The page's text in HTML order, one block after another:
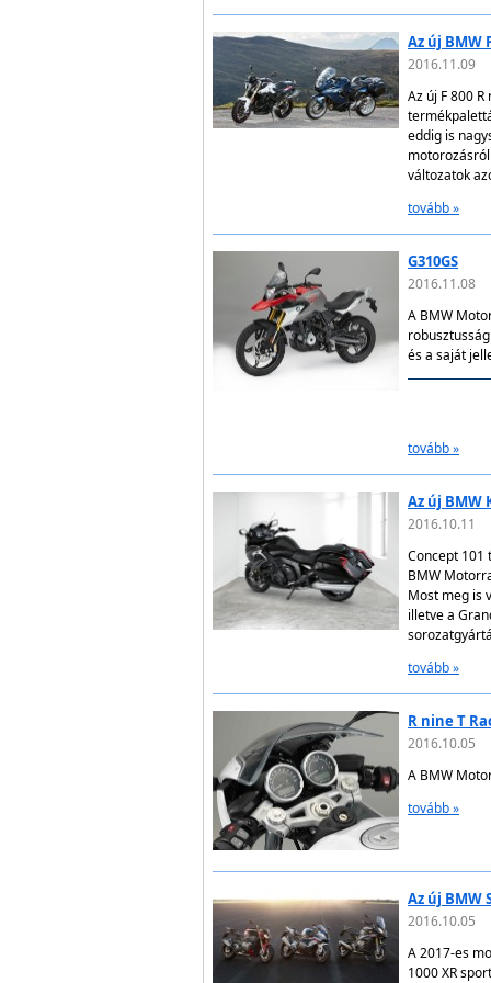
Az új BMW
2016.11.09
Az új F 800
eddig is
változatok
tovább »
G310GS
2016.11.08
A BMW
és a saját
tovább »
Az új BMW
2016.10.11
Concept 101
BMW
Most meg is
illetve a
tovább »
R nine T
2016.10.05
A BMW
tovább »
Az új BMW
2016.10.05
A 2017-es
1000 XR